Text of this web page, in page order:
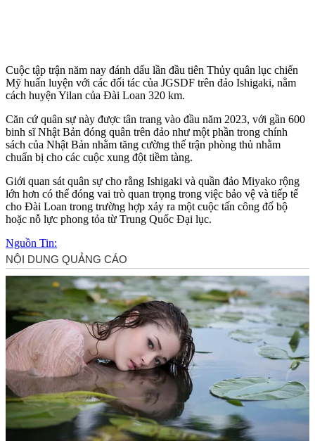
Cuộc tập trận năm nay đánh dấu lần đầu tiên Thủy quân lục chiến
Mỹ huấn luyện với các đối tác của JGSDF trên đảo Ishigaki, nằm
cách huyện Yilan của Đài Loan 320 km.
Căn cứ quân sự này được tân trang vào đầu năm 2023, với gần 600
binh sĩ Nhật Bản đóng quân trên đảo như một phần trong chính
sách của Nhật Bản nhằm tăng cường thế trận phòng thủ nhằm
chuẩn bị cho các cuộc xung đột tiềm tàng.
Giới quan sát quân sự cho rằng Ishigaki và quần đảo Miyako rộng
lớn hơn có thể đóng vai trò quan trọng trong việc bảo vệ và tiếp tế
cho Đài Loan trong trường hợp xảy ra một cuộc tấn công đổ bộ
hoặc nỗ lực phong tỏa từ Trung Quốc Đại lục.
Nguồn Tin: